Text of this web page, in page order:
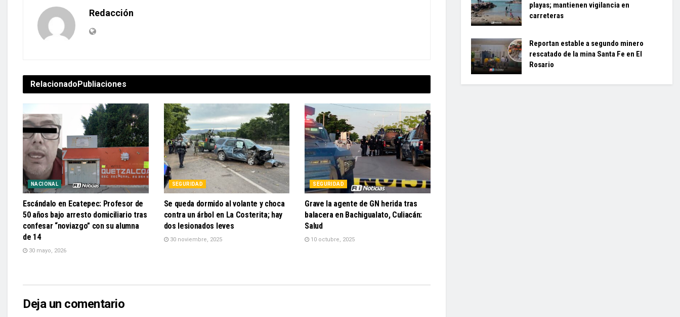
Redacción
RelacionadoPubliaciones
NACIONAL
Escándalo en Ecatepec: Profesor de
50 años bajo arresto domiciliario tras
confesar “noviazgo” con su alumna
de 14
30 mayo, 2026
SEGURIDAD
Se queda dormido al volante y choca
contra un árbol en La Costerita; hay
dos lesionados leves
30 noviembre, 2025
SEGURIDAD
Grave la agente de GN herida tras
balacera en Bachigualato, Culiacán:
Salud
10 octubre, 2025
Deja un comentario
playas; mantienen vigilancia en
carreteras
Reportan estable a segundo minero
rescatado de la mina Santa Fe en El
Rosario